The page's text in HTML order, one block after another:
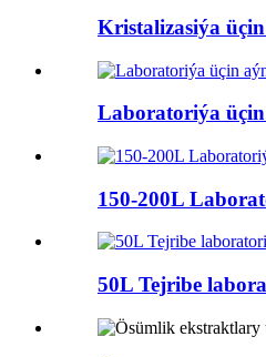
Kristalizasiýa
Laboratoriýa
150-200L
50L Tejribe